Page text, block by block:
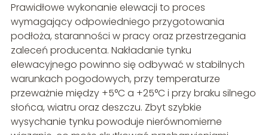
Prawidłowe wykonanie elewacji to proces
wymagający odpowiedniego przygotowania
podłoża, staranności w pracy oraz przestrzegania
zaleceń producenta. Nakładanie tynku
elewacyjnego powinno się odbywać w stabilnych
warunkach pogodowych, przy temperaturze
przeważnie między +5°C a +25°C i przy braku silnego
słońca, wiatru oraz deszczu. Zbyt szybkie
wysychanie tynku powoduje nierównomierne